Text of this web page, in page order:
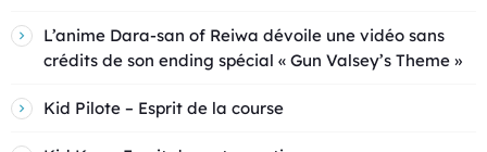
L’anime Dara-san of Reiwa dévoile une vidéo sans
crédits de son ending spécial « Gun Valsey’s Theme »
Kid Pilote – Esprit de la course